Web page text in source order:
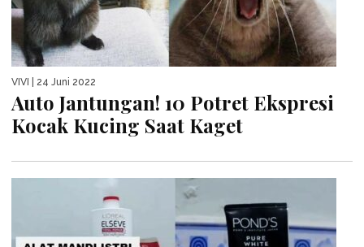
VIVI | 24 Juni 2022
Auto Jantungan! 10 Potret Ekspresi
Kocak Kucing Saat Kaget